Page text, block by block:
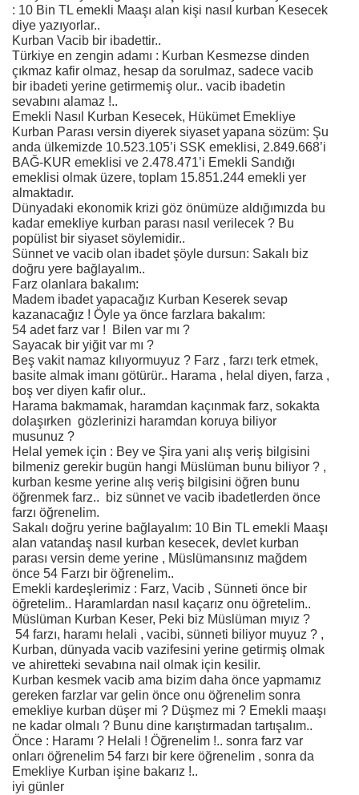
: 10 Bin TL emekli Maaşı alan kişi nasıl kurban Kesecek
diye yazıyorlar..
Kurban Vacib bir ibadettir..
Türkiye en zengin adamı : Kurban Kesmezse dinden
çıkmaz kafir olmaz, hesap da sorulmaz, sadece vacib
bir ibadeti yerine getirmemiş olur.. vacib ibadetin
sevabını alamaz !..
Emekli Nasıl Kurban Kesecek, Hükümet Emekliye
Kurban Parası versin diyerek siyaset yapana sözüm: Şu
anda ülkemizde 10.523.105’i SSK emeklisi, 2.849.668’i
BAĞ-KUR emeklisi ve 2.478.471’i Emekli Sandığı
emeklisi olmak üzere, toplam 15.851.244 emekli yer
almaktadır.
Dünyadaki ekonomik krizi göz önümüze aldığımızda bu
kadar emekliye kurban parası nasıl verilecek ? Bu
popülist bir siyaset söylemidir..
Sünnet ve vacib olan ibadet şöyle dursun: Sakalı biz
doğru yere bağlayalım..
Farz olanlara bakalım:
Madem ibadet yapacağız Kurban Keserek sevap
kazanacağız ! Öyle ya önce farzlara bakalım:
54 adet farz var ! Bilen var mı ?
Sayacak bir yiğit var mı ?
Beş vakit namaz kılıyormuyuz ? Farz , farzı terk etmek,
basite almak imanı götürür.. Harama , helal diyen, farza ,
boş ver diyen kafir olur..
Harama bakmamak, haramdan kaçınmak farz, sokakta
dolaşırken gözlerinizi haramdan koruya biliyor
musunuz ?
Helal yemek için : Bey ve Şira yani alış veriş bilgisini
bilmeniz gerekir bugün hangi Müslüman bunu biliyor ? ,
kurban kesme yerine alış veriş bilgisini öğren bunu
öğrenmek farz.. biz sünnet ve vacib ibadetlerden önce
farzı öğrenelim.
Sakalı doğru yerine bağlayalım: 10 Bin TL emekli Maaşı
alan vatandaş nasıl kurban kesecek, devlet kurban
parası versin deme yerine , Müslümansınız mağdem
önce 54 Farzı bir öğrenelim..
Emekli kardeşlerimiz : Farz, Vacib , Sünneti önce bir
öğretelim.. Haramlardan nasıl kaçarız onu öğretelim..
Müslüman Kurban Keser, Peki biz Müslüman mıyız ?
54 farzı, haramı helali , vacibi, sünneti biliyor muyuz ? ,
Kurban, dünyada vacib vazifesini yerine getirmiş olmak
ve ahiretteki sevabına nail olmak için kesilir.
Kurban kesmek vacib ama bizim daha önce yapmamız
gereken farzlar var gelin önce onu öğrenelim sonra
emekliye kurban düşer mi ? Düşmez mi ? Emekli maaşı
ne kadar olmalı ? Bunu dine karıştırmadan tartışalım..
Önce : Haramı ? Helali ! Öğrenelim !.. sonra farz var
onları öğrenelim 54 farzı bir kere öğrenelim , sonra da
Emekliye Kurban işine bakarız !..
iyi günler